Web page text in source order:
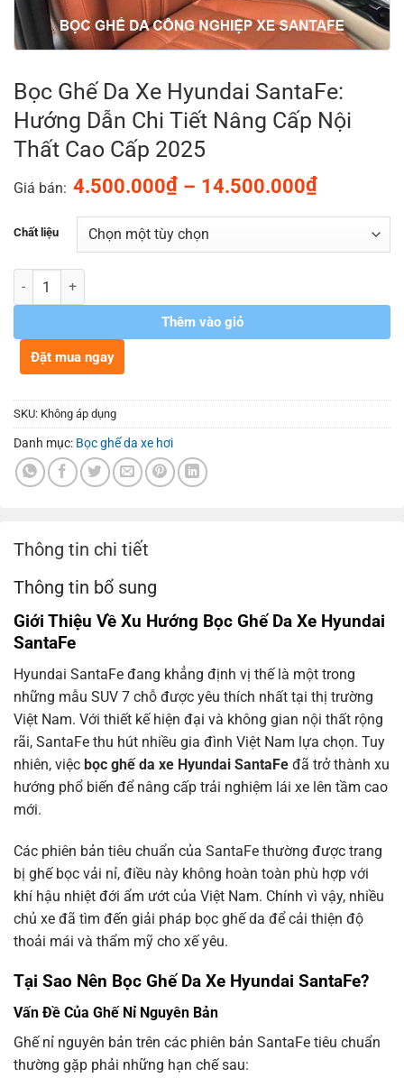
Bọc Ghế Da Xe Hyundai SantaFe:
Hướng Dẫn Chi Tiết Nâng Cấp Nội
Thất Cao Cấp 2025
Giá bán: 4.500.000₫ – 14.500.000₫Khoảng
từ
Chất liệu
Số lượng
Thêm vào giỏ
Đặt mua ngay
SKU: Không áp dụng
Danh mục: Bọc ghế da xe hơi
Thông tin chi tiết
Thông tin bổ sung
Giới Thiệu Về Xu Hướng Bọc Ghế Da Xe Hyundai
SantaFe
Hyundai SantaFe đang khẳng định vị thế là một trong
những mẫu SUV 7 chỗ được yêu thích nhất tại thị trường
Việt Nam. Với thiết kế hiện đại và không gian nội thất rộng
rãi, SantaFe thu hút nhiều gia đình Việt Nam lựa chọn. Tuy
nhiên, việc bọc ghế da xe Hyundai SantaFe đã trở thành xu
hướng phổ biến để nâng cấp trải nghiệm lái xe lên tầm cao
mới.
Các phiên bản tiêu chuẩn của SantaFe thường được trang
bị ghế bọc vải nỉ, điều này không hoàn toàn phù hợp với
khí hậu nhiệt đới ẩm ướt của Việt Nam. Chính vì vậy, nhiều
chủ xe đã tìm đến giải pháp bọc ghế da để cải thiện độ
thoải mái và thẩm mỹ cho xế yêu.
Tại Sao Nên Bọc Ghế Da Xe Hyundai SantaFe?
Vấn Đề Của Ghế Nỉ Nguyên Bản
Ghế nỉ nguyên bản trên các phiên bản SantaFe tiêu chuẩn
thường gặp phải những hạn chế sau: